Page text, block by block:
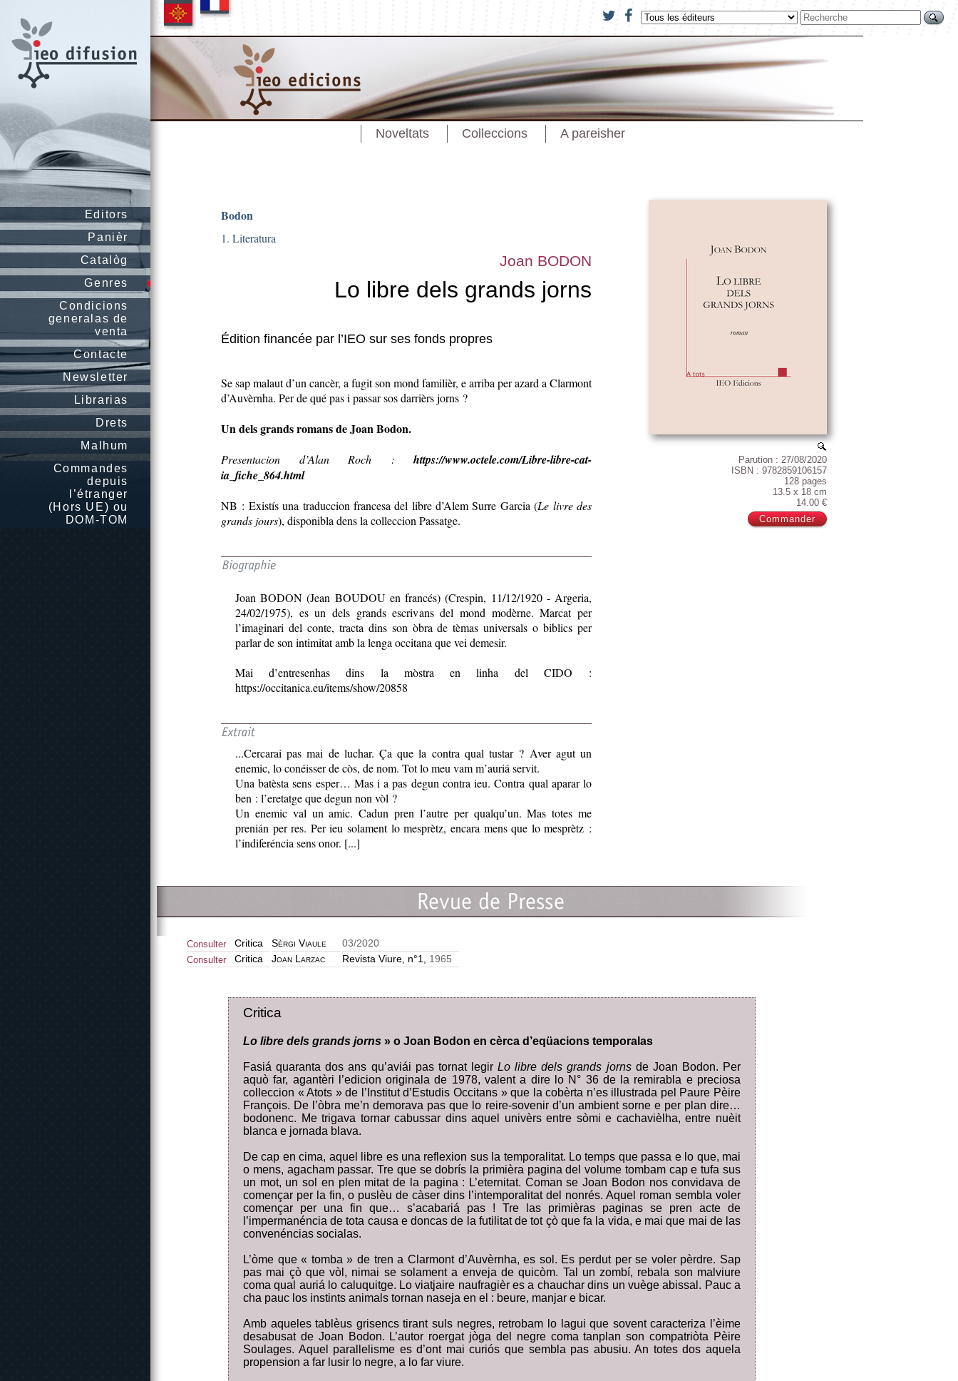
Editors
Panièr
Catalòg
Genres
Condicions
generalas de
venta
Contacte
Newsletter
Librarias
Drets
Malhum
Commandes
depuis
l’étranger
(Hors UE) ou
DOM-TOM
Noveltats Colleccions A pareisher
Parution : 27/08/2020
ISBN : 9782859106157
128 pages
13.5 x 18 cm
14.00 €
Bodon
1. Literatura
Joan BODON
Lo libre dels grands jorns
Édition financée par l’IEO sur ses fonds propres
Se sap malaut d’un cancèr, a fugit son mond familièr, e arriba per azard a Clarmont
d’Auvèrnha. Per de qué pas i passar sos darrièrs jorns ?
Un dels grands romans de Joan Bodon.
Presentacion d’Alan Roch : https://www.octele.com/Libre-libre-cat-
ia_fiche_864.html
NB : Existís una traduccion francesa del libre d’Alem Surre Garcia (Le livre des
grands jours), disponibla dens la colleccion Passatge.
Joan BODON (Jean BOUDOU en francés) (Crespin, 11/12/1920 - Argeria,
24/02/1975), es un dels grands escrivans del mond modèrne. Marcat per
l’imaginari del conte, tracta dins son òbra de tèmas universals o biblics per
parlar de son intimitat amb la lenga occitana que vei demesir.
Mai d’entresenhas dins la mòstra en linha del CIDO :
https://occitanica.eu/items/show/20858
...Cercarai pas mai de luchar. Ça que la contra qual tustar ? Aver agut un
enemic, lo conéisser de còs, de nom. Tot lo meu vam m’auriá servit.
Una batèsta sens esper… Mas i a pas degun contra ieu. Contra qual aparar lo
ben : l’eretatge que degun non vòl ?
Un enemic val un amic. Cadun pren l’autre per qualqu’un. Mas totes me
prenián per res. Per ieu solament lo mesprètz, encara mens que lo mesprètz :
l’indiferéncia sens onor. [...]
Consulter Critica Sèrgi Viaule 03/2020
Consulter Critica Joan Larzac Revista Viure, n°1, 1965
Critica
Lo libre dels grands jorns » o Joan Bodon en cèrca d’eqüacions temporalas
Fasiá quaranta dos ans qu’aviái pas tornat legir Lo libre dels grands jornsde Joan Bodon. Per
aquò far, agantèri l’edicion originala de 1978, valent a dire lo N° 36 de la remirabla e preciosa
colleccion « Atots » de l’Institut d’Estudis Occitans » que la cobèrta n’es illustrada pel Paure Pèire
François. De l’òbra me’n demorava pas que lo reire-sovenir d’un ambient sorne e per plan dire…
bodonenc. Me trigava tornar cabussar dins aquel univèrs entre sòmi e cachavièlha, entre nuèit
blanca e jornada blava.
De cap en cima, aquel libre es una reflexion sus la temporalitat. Lo temps que passa e lo que, mai
o mens, agacham passar. Tre que se dobrís la primièra pagina del volume tombam cap e tufa sus
un mot, un sol en plen mitat de la pagina : L’eternitat. Coman se Joan Bodon nos convidava de
començar per la fin, o puslèu de càser dins l’intemporalitat del nonrés. Aquel roman sembla voler
començar per una fin que… s’acabariá pas ! Tre las primièras paginas se pren acte de
l’impermanéncia de tota causa e doncas de la futilitat de tot çò que fa la vida, e mai que mai de las
convenéncias socialas.
L’òme que « tomba » de tren a Clarmont d’Auvèrnha, es sol. Es perdut per se voler pèrdre. Sap
pas mai çò que vòl, nimai se solament a enveja de quicòm. Tal un zombí, rebala son malviure
coma qual auriá lo caluquitge. Lo viatjaire naufragièr es a chauchar dins un vuège abissal. Pauc a
cha pauc los instints animals tornan naseja en el : beure, manjar e bicar.
Amb aqueles tablèus grisencs tirant suls negres, retrobam lo lagui que sovent caracteriza l’èime
desabusat de Joan Bodon. L’autor roergat jòga del negre coma tanplan son compatriòta Pèire
Soulages. Aquel parallelisme es d’ont mai curiós que sembla pas abusiu. An totes dos aquela
propension a far lusir lo negre, a lo far viure.